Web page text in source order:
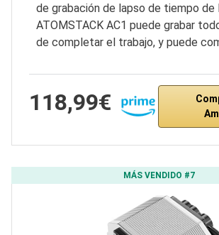
de grabación de lapso de tiempo de
ATOMSTACK AC1 puede grabar
de completar el trabajo, y puede
118,99€
MÁS VENDIDO #7